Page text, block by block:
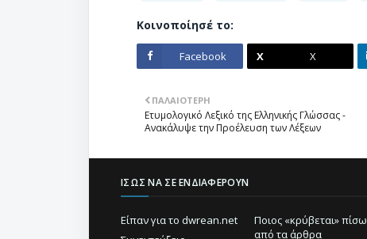
Κοινοποίησέ το:
Facebook
X
ΠΑΛΑΙΌΤΕΡΗ
Ετυμολογικό Λεξικό της Ελληνικής Γλώσσας -
Ανακάλυψε την Προέλευση των Λέξεων
ΊΣΩΣ ΝΑ ΣΕ ΕΝΔΙΑΦΈΡΟΥΝ
Είπαν για το dwrean.net
Ποιος «κρύβεται» πίσω
από τα άρθρα